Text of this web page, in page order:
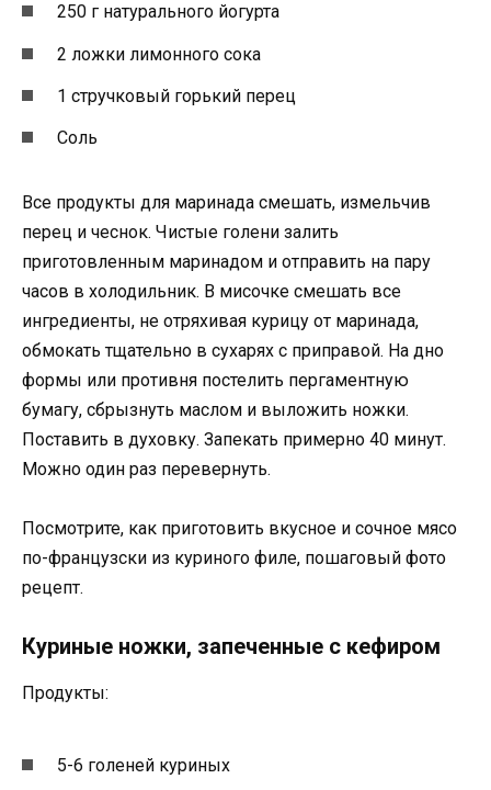
250 г натурального йогурта
2 ложки лимонного сока
1 стручковый горький перец
Соль
Все продукты для маринада смешать, измельчив
перец и чеснок. Чистые голени залить
приготовленным маринадом и отправить на пару
часов в холодильник. В мисочке смешать все
ингредиенты, не отряхивая курицу от маринада,
обмокать тщательно в сухарях с приправой. На дно
формы или противня постелить пергаментную
бумагу, сбрызнуть маслом и выложить ножки.
Поставить в духовку. Запекать примерно 40 минут.
Можно один раз перевернуть.
Посмотрите, как приготовить вкусное и сочное мясо
по-французски из куриного филе, пошаговый фото
рецепт.
Куриные ножки, запеченные с кефиром
Продукты:
5-6 голеней куриных